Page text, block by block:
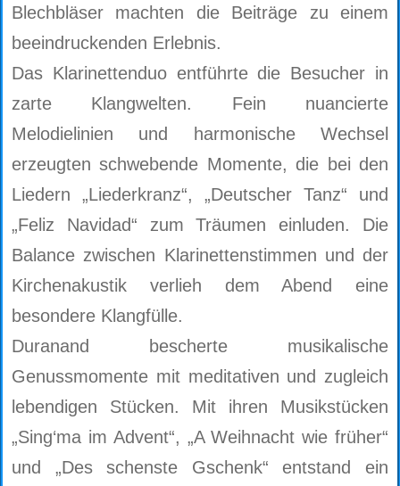
Blechbläser machten die Beiträge zu einem
beeindruckenden Erlebnis.
Das Klarinettenduo entführte die Besucher in
zarte Klangwelten. Fein nuancierte
Melodielinien und harmonische Wechsel
erzeugten schwebende Momente, die bei den
Liedern „Liederkranz“, „Deutscher Tanz“ und
„Feliz Navidad“ zum Träumen einluden. Die
Balance zwischen Klarinettenstimmen und der
Kirchenakustik verlieh dem Abend eine
besondere Klangfülle.
Duranand bescherte musikalische
Genussmomente mit meditativen und zugleich
lebendigen Stücken. Mit ihren Musikstücken
„Sing‘ma im Advent“, „A Weihnacht wie früher“
und „Des schenste Gschenk“ entstand ein